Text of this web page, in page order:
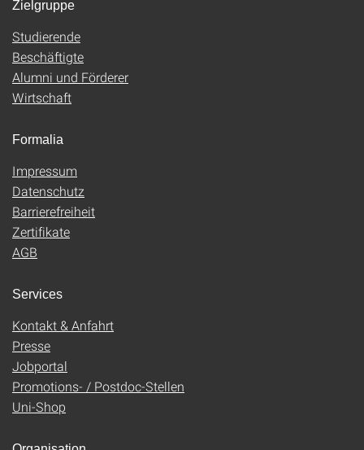
Zielgruppe
Studierende
Beschäftigte
Alumni und Förderer
Wirtschaft
Formalia
Impressum
Datenschutz
Barrierefreiheit
Zertifikate
AGB
Services
Kontakt & Anfahrt
Presse
Jobportal
Promotions- / Postdoc-Stellen
Uni-Shop